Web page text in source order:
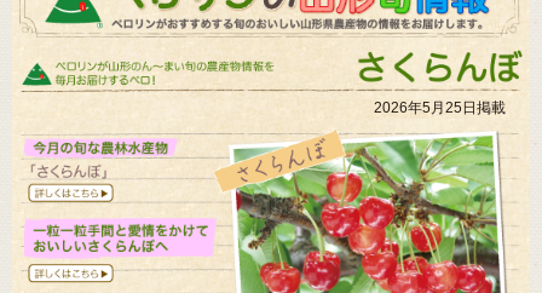
2026年5月25日掲載